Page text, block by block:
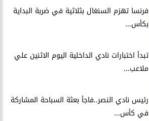
فرنسا تهزم السنغال بثلاثية في ضربة البداية
بكأس...
تبدأ اختبارات نادي الداخلية اليوم الاثنين علي
ملاعب...
رئيس نادي النصر..فاجأ بعثة السباحة المشاركة
في كأس...